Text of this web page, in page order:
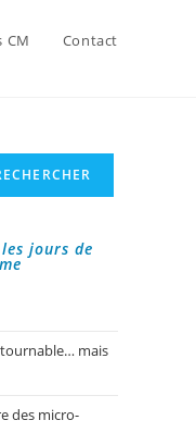
CM Contact
jours de
mais
des micro-